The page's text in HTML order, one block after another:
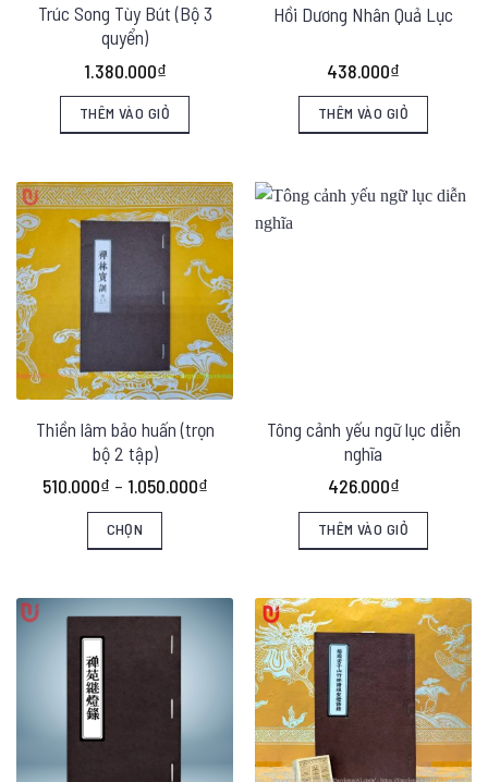
Trúc Song Tùy Bút (Bộ 3
quyển)
1.380.000₫
THÊM VÀO GIỎ
Hồi Dương Nhân Quả Lục
438.000₫
THÊM VÀO GIỎ
Thiền lâm bảo huấn (trọn
bộ 2 tập)
510.000₫ – 1.050.000₫Khoảng
CHỌN
phẩm
Tông cảnh yếu ngữ lục diễn
nghĩa
426.000₫
THÊM VÀO GIỎ